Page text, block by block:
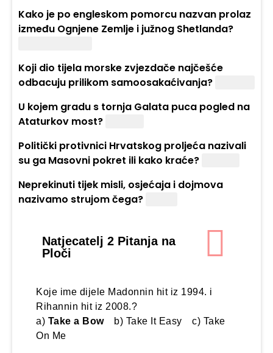
Kako je po engleskom pomorcu nazvan prolaz
između Ognjene Zemlje i južnog Shetlanda?
Koji dio tijela morske zvjezdače najčešće
odbacuju prilikom samoosakaćivanja?
U kojem gradu s tornja Galata puca pogled na
Ataturkov most?
Politički protivnici Hrvatskog proljeća nazivali
su ga Masovni pokret ili kako kraće?
Neprekinuti tijek misli, osjećaja i dojmova
nazivamo strujom čega?
Natjecatelj 2 Pitanja na
Ploči
Koje ime dijele Madonnin hit iz 1994. i
Rihannin hit iz 2008.?
a) Take a Bowb) Take It Easy c) Take
On Me